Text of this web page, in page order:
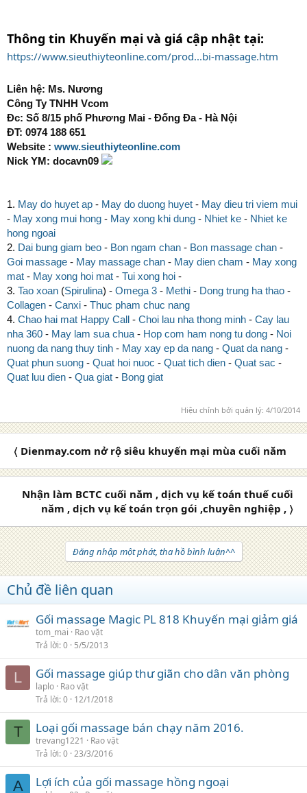
Thông tin Khuyến mại và giá cập nhật tại:
https://www.sieuthiyteonline.com/prod...bi-massage.htm
Liên hệ: Ms. Nương
Công Ty TNHH Vcom
Đc: Số 8/15 phố Phương Mai - Đống Đa - Hà Nội
ĐT: 0974 188 651
Website : www.sieuthiyteonline.com
Nick YM: docavn09
1. May do huyet ap - May do duong huyet - May dieu tri viem mui
- May xong mui hong - May xong khi dung - Nhiet ke - Nhiet ke
hong ngoai
2. Dai bung giam beo - Bon ngam chan - Bon massage chan -
Goi massage - May massage chan - May dien cham - May xong
mat - May xong hoi mat - Tui xong hoi -
3. Tao xoan (Spirulina) - Omega 3 - Methi - Dong trung ha thao -
Collagen - Canxi - Thuc pham chuc nang
4. Chao hai mat Happy Call - Choi lau nha thong minh - Cay lau
nha 360 - May lam sua chua - Hop com ham nong tu dong - Noi
nuong da nang thuy tinh - May xay ep da nang - Quat da nang -
Quat phun suong - Quat hoi nuoc - Quat tich dien - Quat sac -
Quat luu dien - Qua giat - Bong giat
Hiệu chỉnh bởi quản lý: 4/10/2014
〈 Dienmay.com nở rộ siêu khuyến mại mùa cuối năm
Nhận làm BCTC cuối năm , dịch vụ kế toán thuế cuối
năm , dịch vụ kế toán trọn gói ,chuyên nghiệp , 〉
Đăng nhập một phát, tha hồ bình luận^^
Chủ đề liên quan
Gối massage Magic PL 818 Khuyến mại giảm giá
tom_mai
Rao vặt
Trả lời 0 5/5/2013
L Gối massage giúp thư giãn cho dân văn phòng
laplo Rao vặt
Trả lời 0 12/1/2018
T Loại gối massage bán chạy năm 2016.
trevang1221
Rao vặt
Trả lời 0 23/3/2016
A Lợi ích của gối massage hồng ngoại